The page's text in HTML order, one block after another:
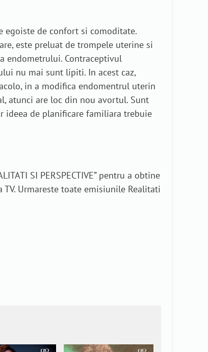
egoiste de confort si comoditate.
este preluat de trompele uterine si
endometrului. Contraceptivul
nu mai sunt lipiti. In acest caz,
in a modifica endomentrul uterin
atunci are loc din nou avortul. Sunt
ideea de planificare familiara trebuie
SI PERSPECTIVE” pentru a obtine
Urmareste toate emisiunile Realitati